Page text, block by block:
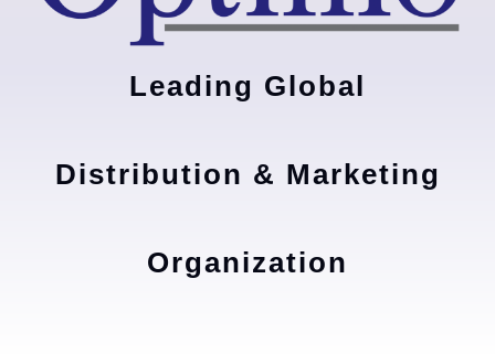
Leading Global
Distribution & Marketing
Organization